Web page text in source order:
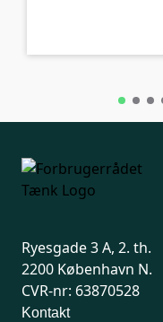
Ryesgade 3 A, 2. th.
2200 København N.
CVR-nr: 63870528
Kontakt